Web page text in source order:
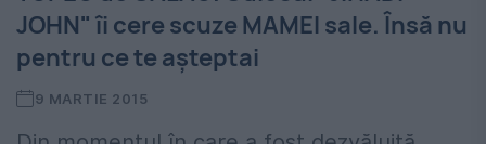
JOHN" îi cere scuze MAMEI sale. Însă nu
pentru ce te aşteptai
9 MARTIE 2015